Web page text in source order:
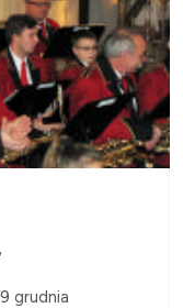
grudnia